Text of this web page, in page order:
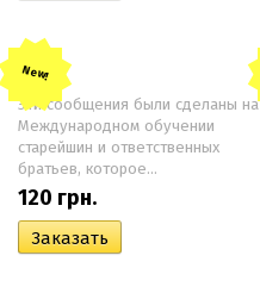
New!
Эти сообщения были сделаны на
Международном обучении
старейшин и ответственных
братьев, которое...
120 грн.